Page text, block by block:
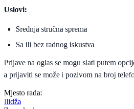
Uslovi:
Srednja stručna sprema
Sa ili bez radnog iskustva
Prijave na oglas se mogu slati putem
a prijaviti se može i pozivom na broj
Mjesto rada:
Ilidža